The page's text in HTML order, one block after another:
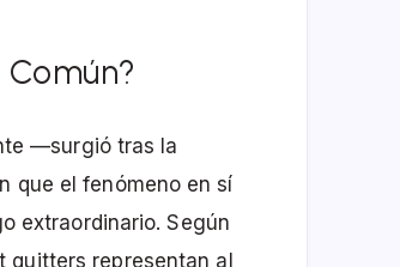
—surgió tras la
que el fenómeno en sí
extraordinario. Según
quitters representan al